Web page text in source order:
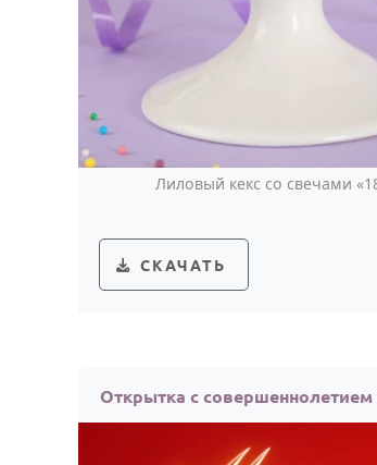
Лиловый кекс со свечами
СКАЧАТЬ
Открытка с